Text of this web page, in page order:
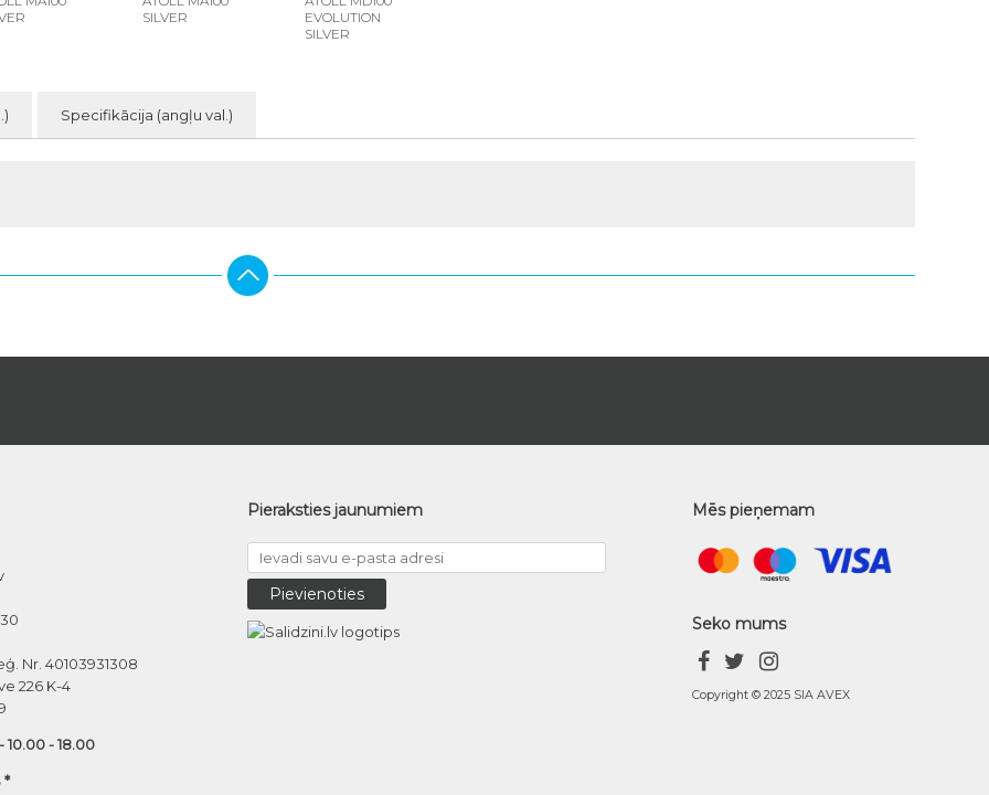
SILVER
EVOLUTION
SILVER
Specifikācija (angļu val.)
Nr. 40103931308
226 K-4
10.00 - 18.00
*
Pieraksties jaunumiem Mēs pieņemam
Seko mums
Copyright © 2025 SIA AVEX